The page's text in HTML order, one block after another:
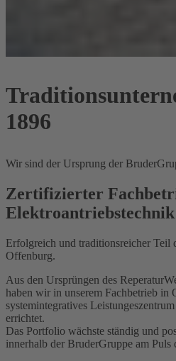
1896
Wir sind der Ursprung der
Zertifizierter
Elektroantriebstechnik
Erfolgreich und traditionsreicher Teil
Offenburg.
Aus den Ursprüngen des
haben wir in unserem Fachbetrieb in
systemintegratives
errichtet.
Das Portfolio wächste ständig und
innerhalb der BruderGruppe am Puls